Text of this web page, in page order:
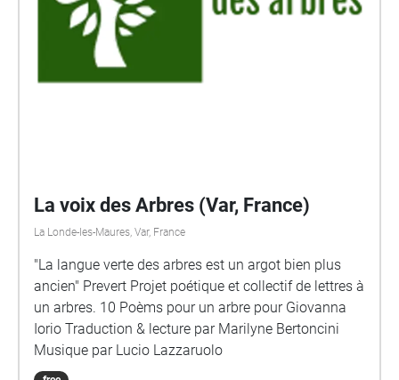
La voix des Arbres (Var, France)
La Londe-les-Maures, Var, France
"La langue verte des arbres est un argot bien plus
ancien" Prevert Projet poétique et collectif de lettres à
un arbres. 10 Poèms pour un arbre pour Giovanna
Iorio Traduction & lecture par Marilyne Bertoncini
Musique par Lucio Lazzaruolo